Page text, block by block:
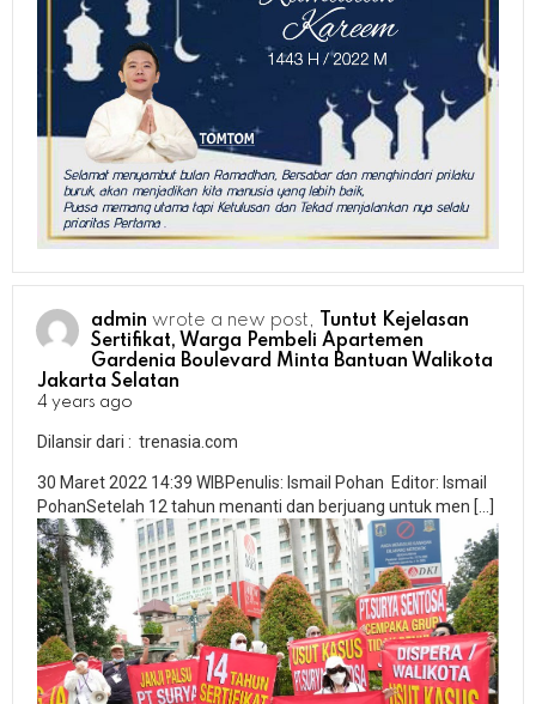
admin wrote a new post,
Tuntut Kejelasan
Sertifikat, Warga Pembeli Apartemen
Gardenia Boulevard Minta Bantuan Walikota
Jakarta Selatan
4 years ago
Dilansir dari : trenasia.com
30 Maret 2022 14:39 WIBPenulis: Ismail Pohan Editor: Ismail
PohanSetelah 12 tahun menanti dan berjuang untuk men […]